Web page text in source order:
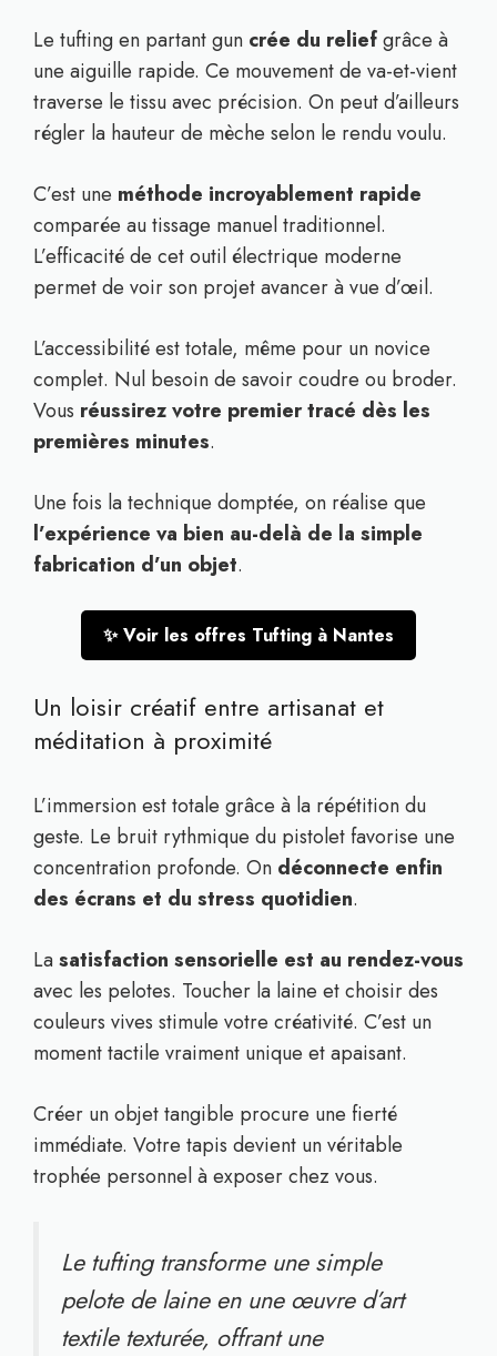
Le tufting en partant gun crée du reliefgrâce à
une aiguille rapide. Ce mouvement de va-et-vient
traverse le tissu avec précision. On peut d’ailleurs
régler la hauteur de mèche selon le rendu voulu.
C’est une méthode incroyablement rapide
comparée au tissage manuel traditionnel.
L’efficacité de cet outil électrique moderne
permet de voir son projet avancer à vue d’œil.
L’accessibilité est totale, même pour un novice
complet. Nul besoin de savoir coudre ou broder.
Vous réussirez votre premier tracé dès les
premières minutes.
Une fois la technique domptée, on réalise que
l’expérience va bien au-delà de la simple
fabrication d’un objet.
✨ Voir les offres Tufting à Nantes
Un loisir créatif entre artisanat et
méditation à proximité
L’immersion est totale grâce à la répétition du
geste. Le bruit rythmique du pistolet favorise une
concentration profonde. On déconnecte enfin
des écrans et du stress quotidien.
Lasatisfaction sensorielle est au rendez-vous
avec les pelotes. Toucher la laine et choisir des
couleurs vives stimule votre créativité. C’est un
moment tactile vraiment unique et apaisant.
Créer un objet tangible procure une fierté
immédiate. Votre tapis devient un véritable
trophée personnel à exposer chez vous.
Le tufting transforme une simple
pelote de laine en une œuvre d’art
textile texturée, offrant une